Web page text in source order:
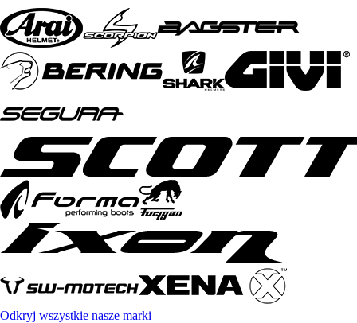
Odkryj wszystkie nasze marki